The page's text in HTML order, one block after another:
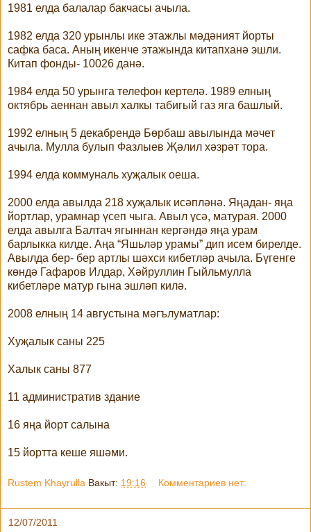
1981 елда балалар бакчасы ачыла.
1982 елда 320 урынлы ике этажлы мәдәният йорты
сафка баса. Аның икенче этажында китапханә эшли.
Китап фонды- 10026 данә.
1984 елда 50 урынга телефон кертелә. 1989 елның
октябрь аеннан авыл халкы табигый газ яга башлый.
1992 елның 5 декабрендә Бөрбаш авылында мәчет
ачыла. Мулла булып Фазлыев Җәлил хәзрәт тора.
1994 елда коммуналь хуҗалык оеша.
2000 елда авылда 218 хуҗалык исәпләнә. Яңадан- яңа
йортлар, урамнар үсеп чыга. Авыл үсә, матурая. 2000
елда авылга Балтач ягыннан кергәндә яңа урам
барлыкка килде. Аңа “Яшьләр урамы” дип исем бирелде.
Авылда бер- бер артлы шәхси кибетләр ачыла. Бүгенге
көндә Гафаров Илдар, Хәйруллин Гыйльмулла
кибетләре матур гына эшләп килә.
2008 елның 14 августына мәгълуматлар:
Хуҗалык саны 225
Халык саны 877
11 административ здание
16 яңа йорт салына
15 йортта кеше яшәми.
Rustem Khayrulla Вакыт: 19:16 Комментариев нет:
12/07/2011